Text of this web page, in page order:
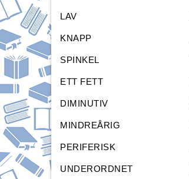
LAV
KNAPP
SPINKEL
ETT FETT
DIMINUTIV
MINDREÅRIG
PERIFERISK
UNDERORDNET